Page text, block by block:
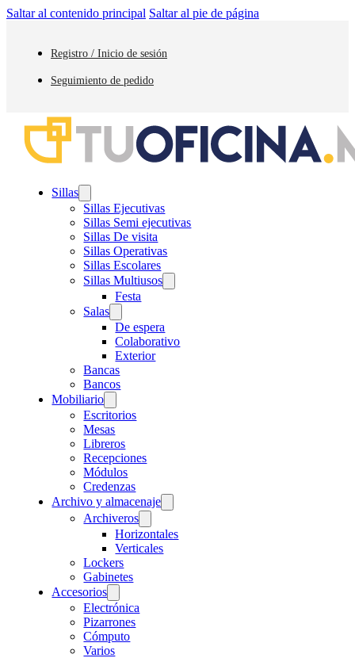
Saltar al contenido principal Saltar al pie de página
Registro / Inicio de sesión
Seguimiento de pedido
Sillas
Sillas Ejecutivas
Sillas Semi ejecutivas
Sillas De visita
Sillas Operativas
Sillas Escolares
Sillas Multiusos
Festa
Salas
De espera
Colaborativo
Exterior
Bancas
Bancos
Mobiliario
Escritorios
Mesas
Libreros
Recepciones
Módulos
Credenzas
Archivo y almacenaje
Archiveros
Horizontales
Verticales
Lockers
Gabinetes
Accesorios
Electrónica
Pizarrones
Cómputo
Varios